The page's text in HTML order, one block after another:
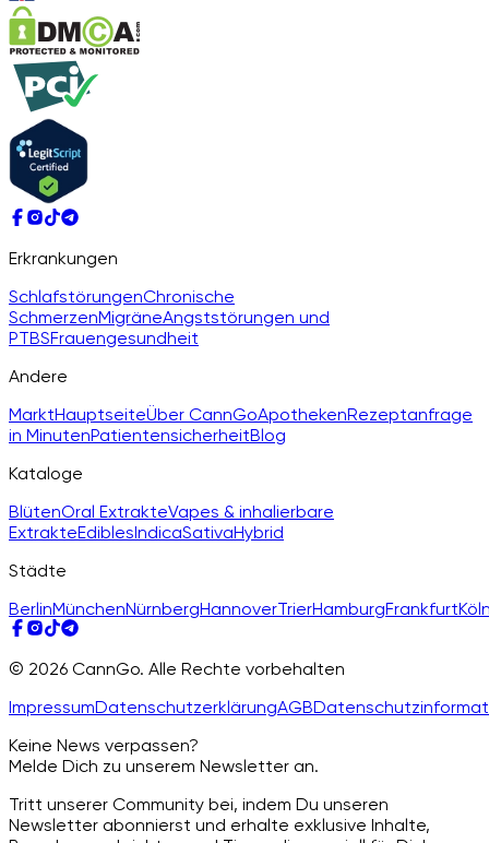
Erkrankungen
SchlafstörungenChronische
SchmerzenMigräneAngststörungen und
PTBSFrauengesundheit
Andere
MarktHauptseiteÜber CannGoApothekenRezeptanfrage
in MinutenPatientensicherheitBlog
Kataloge
BlütenOral ExtrakteVapes & inhalierbare
ExtrakteEdiblesIndicaSativaHybrid
Städte
BerlinMünchenNürnbergHannoverTrierHamburgFrankfurt
© 2026 CannGo. Alle Rechte vorbehalten
ImpressumDatenschutzerklärungAGB
Keine News verpassen?
Melde Dich zu unserem Newsletter an.
Tritt unserer Community bei, indem Du unseren
Newsletter abonnierst und erhalte exklusive Inhalte,